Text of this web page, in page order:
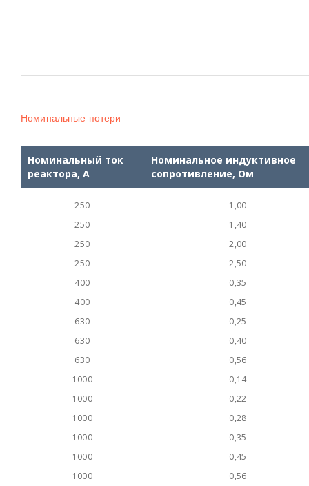
Номинальные потери
Номинальный ток
реактора, А
Номинальное индуктивное
сопротивление, Ом
250
250
250
250
400
400
630
630
630
1000
1000
1000
1000
1000
1000
1,00
1,40
2,00
2,50
0,35
0,45
0,25
0,40
0,56
0,14
0,22
0,28
0,35
0,45
0,56